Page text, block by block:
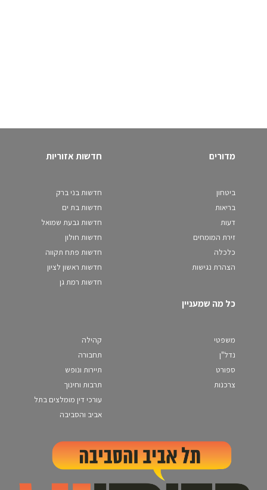
מדורים
ביטחון
בריאות
דעות
זירת המומחים
כלכלה
הצהרת נגישות
חדשות אזוריות
חדשות בני ברק
חדשות בת ים
חדשות גבעת שמואל
חדשות חולון
חדשות פתח תקווה
חדשות ראשון לציון
חדשות רמת גן
כל מה שמעניין
משפטי
נדל"ן
ספורט
צרכנות
קהילה
תחבורה
תיירות ונופש
תרבות וחינוך
עורכי דין מומלצים בתל
אביב והסביבה